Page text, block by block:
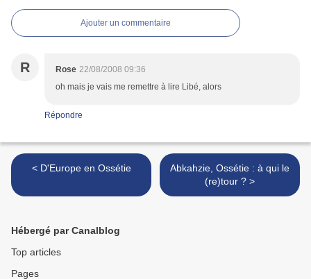
Ajouter un commentaire
R Rose 22/08/2008 09:36
oh mais je vais me remettre à lire Libé, alors
Répondre
< D'Europe en Ossétie
Abkahzie, Ossétie : à qui le
(re)tour ? >
Hébergé par Canalblog
Top articles
Pages